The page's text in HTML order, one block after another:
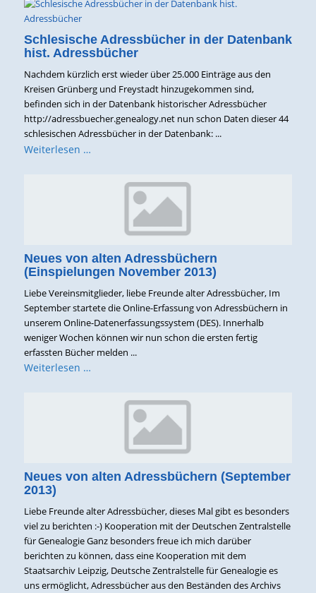
Schlesische Adressbücher in der Datenbank
hist. Adressbücher
Nachdem kürzlich erst wieder über 25.000 Einträge aus den
Kreisen Grünberg und Freystadt hinzugekommen sind,
befinden sich in der Datenbank historischer Adressbücher
http://adressbuecher.genealogy.net nun schon Daten dieser 44
schlesischen Adressbücher in der Datenbank: ...
Weiterlesen …
Neues von alten Adressbüchern
(Einspielungen November 2013)
Liebe Vereinsmitglieder, liebe Freunde alter Adressbücher, Im
September startete die Online-Erfassung von Adressbüchern in
unserem Online-Datenerfassungssystem (DES). Innerhalb
weniger Wochen können wir nun schon die ersten fertig
erfassten Bücher melden ...
Weiterlesen …
Neues von alten Adressbüchern (September
2013)
Liebe Freunde alter Adressbücher, dieses Mal gibt es besonders
viel zu berichten :-) Kooperation mit der Deutschen Zentralstelle
für Genealogie Ganz besonders freue ich mich darüber
berichten zu können, dass eine Kooperation mit dem
Staatsarchiv Leipzig, Deutsche Zentralstelle für Genealogie es
uns ermöglicht, Adressbücher aus den Beständen des Archivs